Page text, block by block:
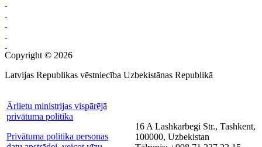
Copyright © 2026
Latvijas Republikas vēstniecība Uzbekistānas Republikā
Ārlietu ministrijas vispārējā
privātuma politika
Privātuma politika personas
16 A Lashkarbegi Str., Tashkent,
100000, Uzbekistan